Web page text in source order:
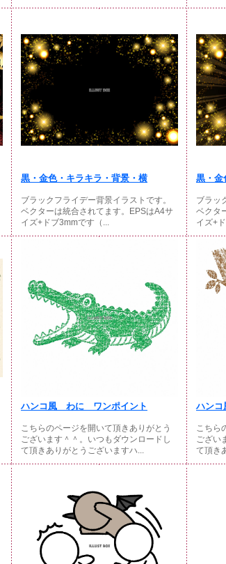
黒・金色・キラキラ・背景・横
ブラックフライデー背景イラストです。
ベクターは統合されてます。EPSはA4サ
イズ+ドブ3mmです（...
黒・金
ブラッ
ベクタ
イズ+
ハンコ風 わに ワンポイント
こちらのページを開いて頂きありがとう
ございます＾＾。いつもダウンロードし
て頂きありがとうございますハ...
ハン
こちら
ござい
て頂き